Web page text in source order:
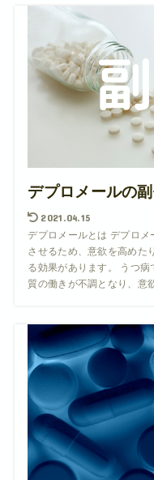
デプロメールの
2021.04.15
デプロメールとは デプロメ
させるため、意欲を高めた
る効果があります。 うつ
質の働きが不調となり、意